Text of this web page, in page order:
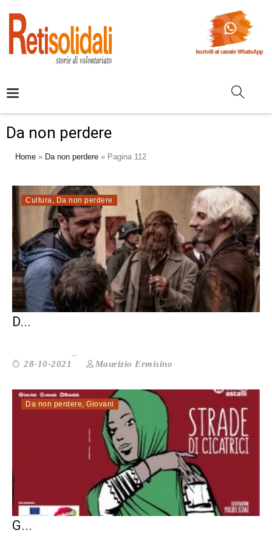
Da non perdere
Home » Da non perdere » Pagina 112
Cultura, Da non perdere
FREAKS OUT: IL FILM CHE RACCONTA LA
D...
28-10-2021 Maurizio Ermisino
Da non perdere, Giovani
LA SCRITTURA NON VA IN ESILIO. SE I
G...